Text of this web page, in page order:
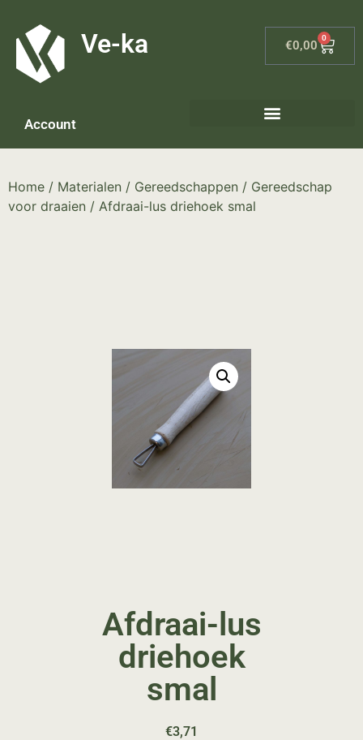
Ve-ka €0,00
0
Account
Home / Materialen / Gereedschappen / Gereedschap
voor draaien / Afdraai-lus driehoek smal
Afdraai-lus
driehoek
smal
€3,71